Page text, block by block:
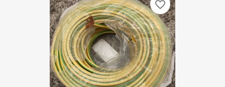
favorite_border